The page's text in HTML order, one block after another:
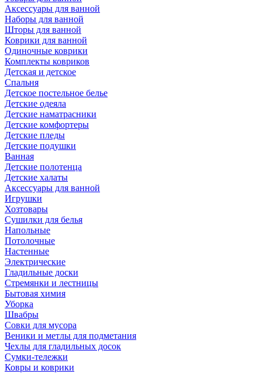
Аксессуары для ванной
Наборы для ванной
Шторы для ванной
Коврики для ванной
Одиночные коврики
Комплекты ковриков
Детская и детское
Спальня
Детское постельное белье
Детские одеяла
Детские наматрасники
Детские комфортеры
Детские пледы
Детские подушки
Ванная
Детские полотенца
Детские халаты
Аксессуары для ванной
Игрушки
Хозтовары
Сушилки для белья
Напольные
Потолочные
Настенные
Электрические
Гладильные доски
Стремянки и лестницы
Бытовая химия
Уборка
Швабры
Совки для мусора
Веники и метлы для подметания
Чехлы для гладильных досок
Сумки-тележки
Ковры и коврики